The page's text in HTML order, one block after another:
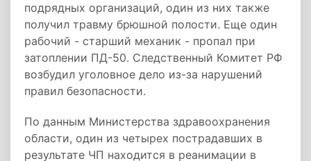
подрядных организаций, один из них также
получил травму брюшной полости. Еще один
рабочий - старший механик - пропал при
затоплении ПД-50. Следственный Комитет РФ
возбудил уголовное дело из-за нарушений
правил безопасности.
По данным Министерства здравоохранения
области, один из четырех пострадавших в
результате ЧП находится в реанимации в